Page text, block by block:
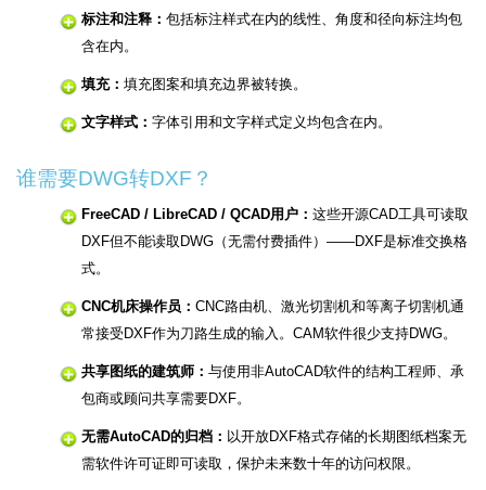
标注和注释： 包括标注样式在内的线性、角度和径向标注均包
含在内。
填充： 填充图案和填充边界被转换。
文字样式： 字体引用和文字样式定义均包含在内。
谁需要DWG转DXF？
FreeCAD / LibreCAD / QCAD用户： 这些开源CAD工具可读取
DXF但不能读取DWG（无需付费插件）——DXF是标准交换格
式。
CNC机床操作员： CNC路由机、激光切割机和等离子切割机通
常接受DXF作为刀路生成的输入。CAM软件很少支持DWG。
共享图纸的建筑师： 与使用非AutoCAD软件的结构工程师、承
包商或顾问共享需要DXF。
无需AutoCAD的归档： 以开放DXF格式存储的长期图纸档案无
需软件许可证即可读取，保护未来数十年的访问权限。